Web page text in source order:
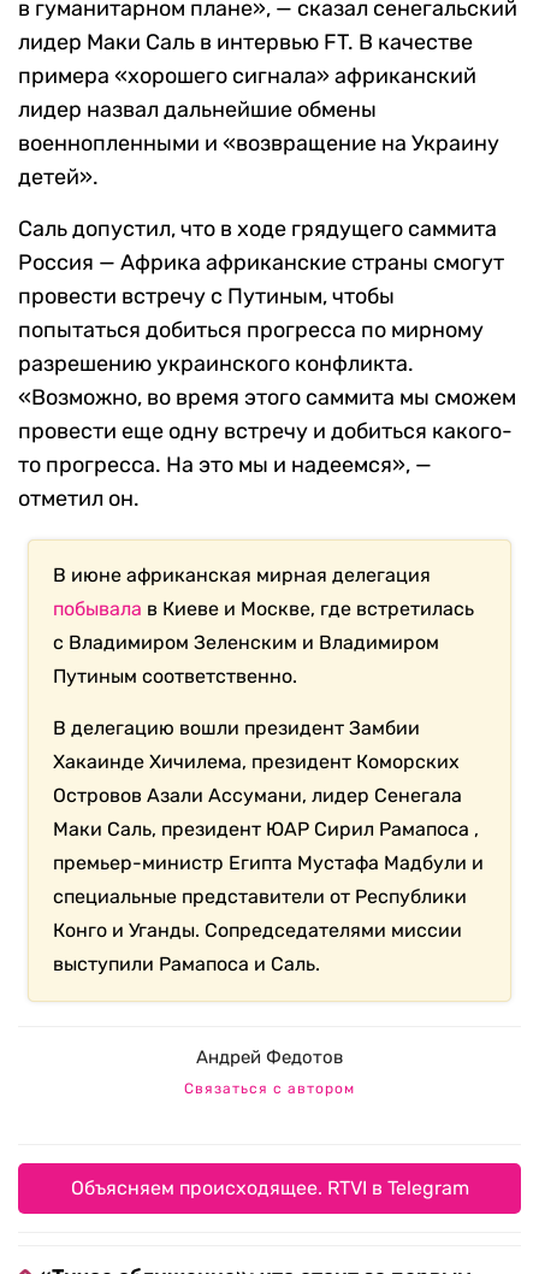
в гуманитарном плане», — сказал сенегальский
лидер Маки Саль в интервью FT. В качестве
примера «хорошего сигнала» африканский
лидер назвал дальнейшие обмены
военнопленными и «возвращение на Украину
детей».
Саль допустил, что в ходе грядущего саммита
Россия — Африка африканские страны смогут
провести встречу с Путиным, чтобы
попытаться добиться прогресса по мирному
разрешению украинского конфликта.
«Возможно, во время этого саммита мы сможем
провести еще одну встречу и добиться какого-
то прогресса. На это мы и надеемся», —
отметил он.
В июне африканская мирная делегация
побывала в Киеве и Москве, где встретилась
с Владимиром Зеленским и Владимиром
Путиным соответственно.
В делегацию вошли президент Замбии
Хакаинде Хичилема, президент Коморских
Островов Азали Ассумани, лидер Сенегала
Маки Саль, президент ЮАР Сирил Рамапоса ,
премьер-министр Египта Мустафа Мадбули и
специальные представители от Республики
Конго и Уганды. Сопредседателями миссии
выступили Рамапоса и Саль.
Андрей Федотов
Связаться с автором
Объясняем происходящее. RTVI в Telegram